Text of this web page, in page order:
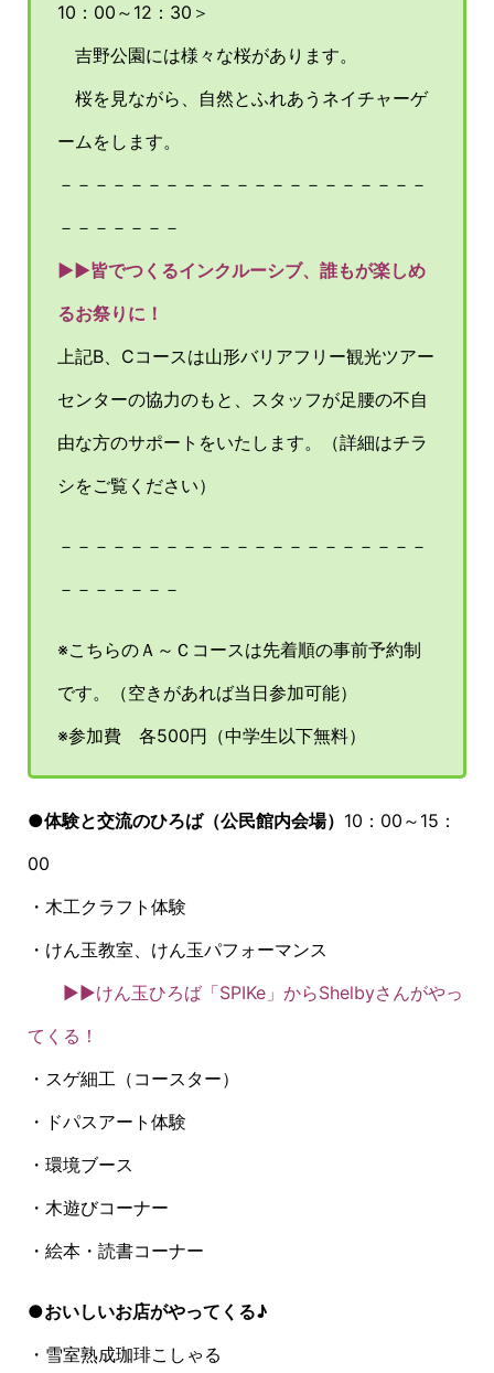
10：00～12：30＞
吉野公園には様々な桜があります。
桜を見ながら、自然とふれあうネイチャーゲ
ームをします。
－－－－－－－－－－－－－－－－－－－－－
－－－－－－－
▶▶皆でつくるインクルーシブ、誰もが楽しめ
るお祭りに！
上記B、Cコースは山形バリアフリー観光ツアー
センターの協力のもと、スタッフが足腰の不自
由な方のサポートをいたします。（詳細はチラ
シをご覧ください）
－－－－－－－－－－－－－－－－－－－－－
－－－－－－－
※こちらのＡ～Ｃコースは先着順の事前予約制
です。（空きがあれば当日参加可能）
※参加費 各500円（中学生以下無料）
●体験と交流のひろば（公民館内会場） 10：00～15：
00
・木工クラフト体験
・けん玉教室、けん玉パフォーマンス
▶▶けん玉ひろば「SPIKe」からShelbyさんがやっ
てくる！
・スゲ細工（コースター）
・ドパスアート体験
・環境ブース
・木遊びコーナー
・絵本・読書コーナー
●おいしいお店がやってくる♪
・雪室熟成珈琲こしゃる